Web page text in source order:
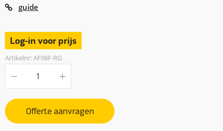
guide
Log-in voor prijs
Artikelnr: AF08F-RG
Offerte aanvragen